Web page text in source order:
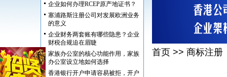
企业如何办理RCEP原产地证书？
塞浦路斯注册公司对发展欧洲业务
的意义
企业财务两套账有哪些隐患？企业
财税合规迫在眉睫
家族办公室的核心功能作用，家族
办公室设立地如何选择
香港银行开户申请容易被拒，开户
首页 >> 商标注册